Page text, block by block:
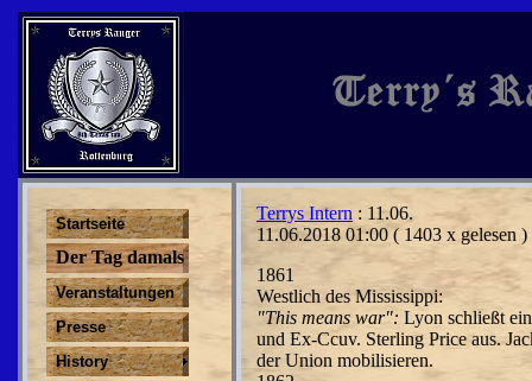
Startseite
Der Tag damals
Veranstaltungen
Presse
History
Terrys Intern : 11.06.
11.06.2018 01:00 ( 1403 x gelesen )
1861
Westlich des Mississippi:
"This means war": Lyon schließt ei
und Ex-Ccuv. Sterling Price aus. Jac
der Union mobilisieren.